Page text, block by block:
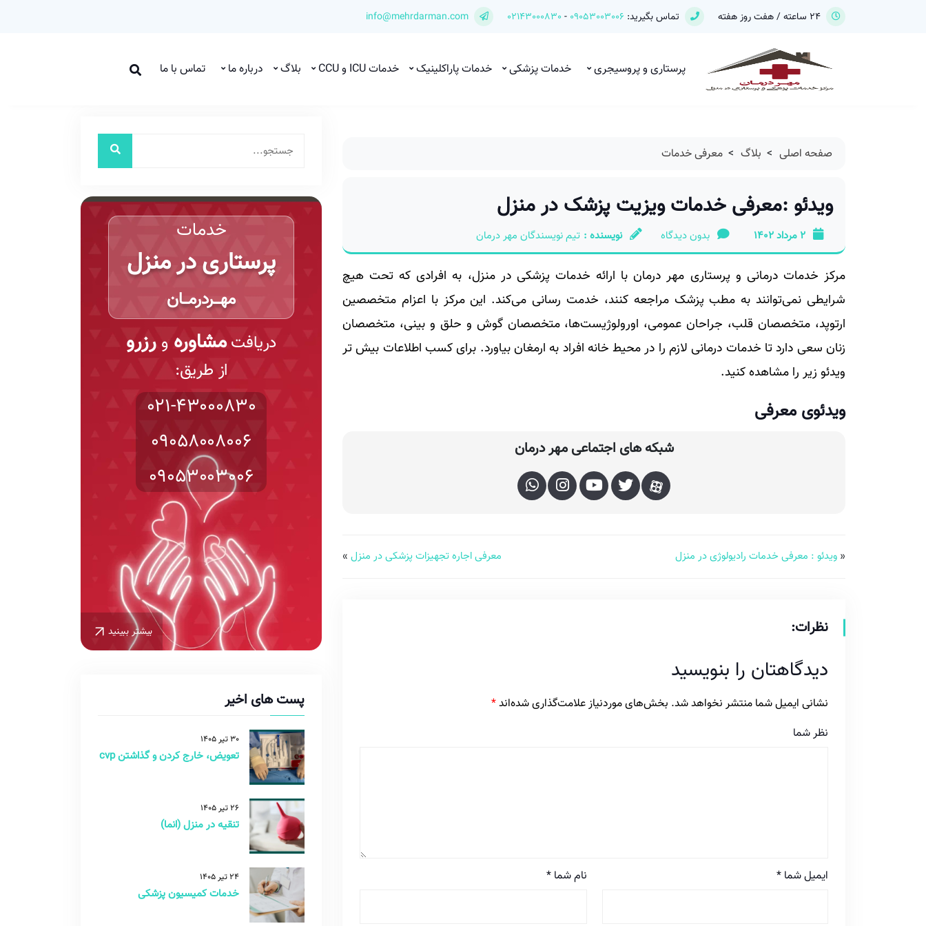
تماس بگیرید: 09053003006
-
02143000830
info@mehrdarman.com
پرستاری و پروسیجری خدمات پزشکی خدمات پاراکلینیک خدمات ICU و CCU بلاگ درباره ما تماس با ما
صفحه اصلی > بلاگ > معرفی خدمات
ویدئو :معرفی خدمات ویزیت پزشک در منزل
2 مرداد 1402 بدون دیدگاه نویسنده : تیم نویسندگان مهر درمان
مرکز خدمات درمانی و پرستاری مهر درمان با ارائه خدمات پزشکی در منزل، به افرادی که تحت هیچ
شرایطی نمی‌توانند به مطب پزشک مراجعه کنند، خدمت رسانی می‌کند. این مرکز با اعزام متخصصین
ارتوپد، متخصصان قلب، جراحان عمومی، اورولوژیست‌ها، متخصصان گوش و حلق و بینی، متخصصان
زنان سعی دارد تا خدمات درمانی لازم را در محیط خانه افراد به ارمغان بیاورد. برای کسب اطلاعات بیش تر
ویدئو زیر را مشاهده کنید.
ویدئوی معرفی
شبکه های اجتماعی مهر درمان
« ویدئو : معرفی خدمات رادیولوژی در منزل معرفی اجاره تجهیزات پزشکی در منزل »
نظرات:
دیدگاهتان را بنویسید
نشانی ایمیل شما منتشر نخواهد شد. بخش‌های موردنیاز علامت‌گذاری شده‌اند*
نظر شما
نام شما * ایمیل شما *
خدمات
پرستاری در منزل
مهـــردرمـــان
دریافتمشاورهو رزرو
از طریق:
021-43000830
09058008006
09053003006
بیشتر ببینید
پست های اخیر
30 تیر 1405
تعویض، خارج کردن و گذاشتن cvp
26 تیر 1405
تنقیه در منزل (انما)
24 تیر 1405
خدمات کمیسیون پزشکی